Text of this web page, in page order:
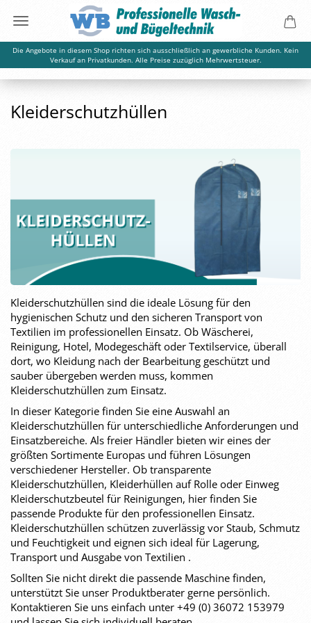
Die Angebote in diesem Shop richten sich ausschließlich an gewerbliche Kunden. Kein
Verkauf an Privatkunden. Alle Preise zuzüglich Mehrwertsteuer.
Kleiderschutzhüllen
Kleiderschutzhüllen sind die ideale Lösung für den
hygienischen Schutz und den sicheren Transport von
Textilien im professionellen Einsatz. Ob Wäscherei,
Reinigung, Hotel, Modegeschäft oder Textilservice, überall
dort, wo Kleidung nach der Bearbeitung geschützt und
sauber übergeben werden muss, kommen
Kleiderschutzhüllen zum Einsatz.
In dieser Kategorie finden Sie eine Auswahl an
Kleiderschutzhüllen für unterschiedliche Anforderungen und
Einsatzbereiche. Als freier Händler bieten wir eines der
größten Sortimente Europas und führen Lösungen
verschiedener Hersteller. Ob transparente
Kleiderschutzhüllen, Kleiderhüllen auf Rolle oder Einweg
Kleiderschutzbeutel für Reinigungen, hier finden Sie
passende Produkte für den professionellen Einsatz.
Kleiderschutzhüllen schützen zuverlässig vor Staub, Schmutz
und Feuchtigkeit und eignen sich ideal für Lagerung,
Transport und Ausgabe von Textilien .
Sollten Sie nicht direkt die passende Maschine finden,
unterstützt Sie unser Produktberater gerne persönlich.
Kontaktieren Sie uns einfach unter +49 (0) 36072 153979